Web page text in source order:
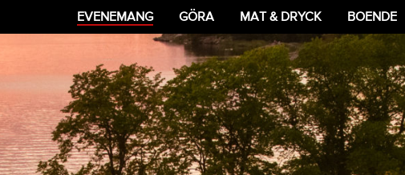
EVENEMANG GÖRA MAT & DRYCK BOENDE